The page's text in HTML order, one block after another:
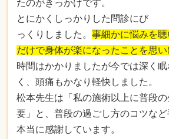
たのがきっかけです。
とにかくしっかりした問診にび
っくりしました。 事細かに悩みを
だけで身体が楽になったことを思い
時間はかかりましたが今では深く
く、頭痛もかなり軽快しました。
松本先生は「私の施術以上に普段
要」と、普段の過ごし方のコツなど
本当に感謝しています。